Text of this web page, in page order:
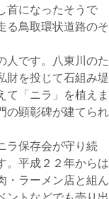
首になったそうで
る鳥取環状道路のそ
人です。八東川のた
財を投じて石組み堤
て「ニラ」を植えま
の顕彰碑が建てられ
ラ保存会が守り続
。平成２２年からは
・ラーメン店と組ん